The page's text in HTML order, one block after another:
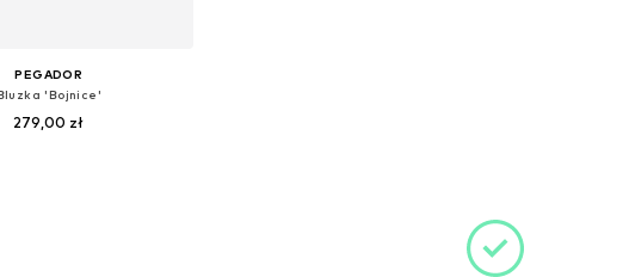
PEGADOR
'Bojnice'
279,00 zł